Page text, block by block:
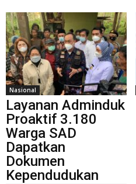
Nasional
Layanan Adminduk
Proaktif 3.180
Warga SAD
Dapatkan
Dokumen
Kependudukan